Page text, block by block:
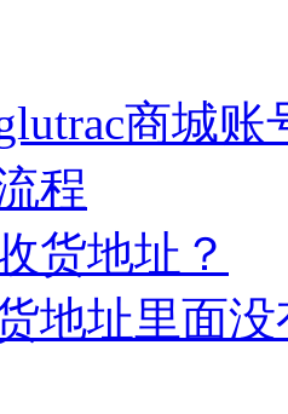
商城账
程
货地址？
地址里面